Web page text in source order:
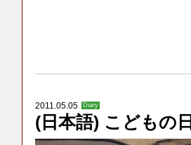
2011.05.05 Diary
(日本語) こどもの日